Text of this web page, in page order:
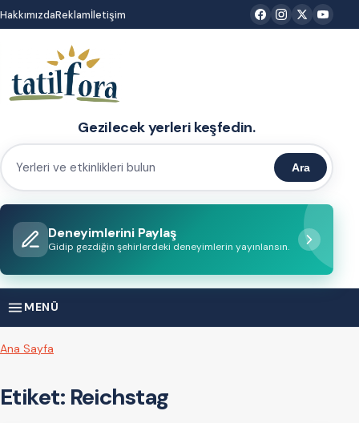
İçeriğe
atla
HakkımızdaReklamİletişim
Gezilecek yerleri keşfedin.
Yerleri
etkinlikleri
bulun
Ara
Deneyimlerini Paylaş
Gidip gezdiğin şehirlerdeki deneyimlerin yayınlansın.
MENÜ
Ana Sayfa
Etiket: Reichstag